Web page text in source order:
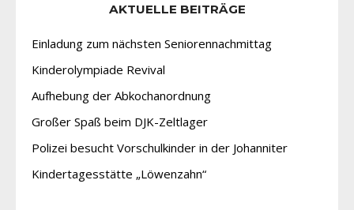
AKTUELLE BEITRÄGE
Einladung zum nächsten Seniorennachmittag
Kinderolympiade Revival
Aufhebung der Abkochanordnung
Großer Spaß beim DJK-Zeltlager
Polizei besucht Vorschulkinder in der Johanniter
Kindertagesstätte „Löwenzahn“